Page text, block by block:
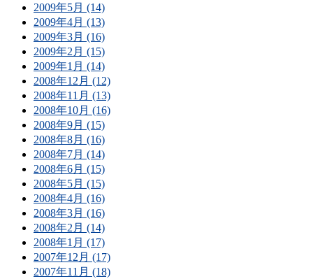
2009年5月 (14)
2009年4月 (13)
2009年3月 (16)
2009年2月 (15)
2009年1月 (14)
2008年12月 (12)
2008年11月 (13)
2008年10月 (16)
2008年9月 (15)
2008年8月 (16)
2008年7月 (14)
2008年6月 (15)
2008年5月 (15)
2008年4月 (16)
2008年3月 (16)
2008年2月 (14)
2008年1月 (17)
2007年12月 (17)
2007年11月 (18)